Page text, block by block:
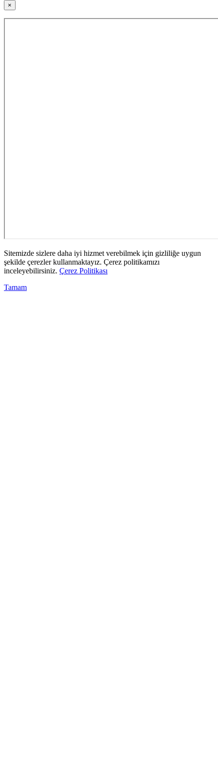
×
Sitemizde sizlere daha iyi hizmet verebilmek için gizliliğe uygun
şekilde çerezler kullanmaktayız. Çerez politikamızı
inceleyebilirsiniz. Çerez Politikası
Tamam